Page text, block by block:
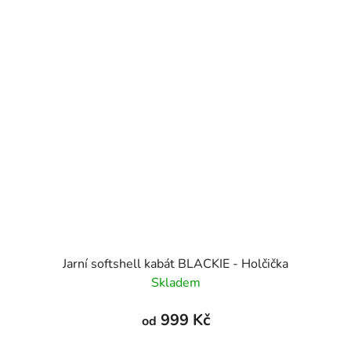
Jarní softshell kabát BLACKIE - Holčička
Skladem
od 999 Kč